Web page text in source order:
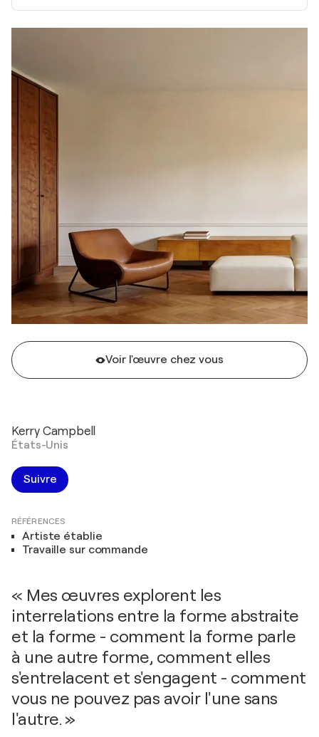
Voir l'œuvre chez vous
Kerry Campbell
États-Unis
Suivre
RÉFÉRENCES
Artiste établie
Travaille sur commande
« Mes œuvres explorent les
interrelations entre la forme abstraite
et la forme - comment la forme parle
à une autre forme, comment elles
s'entrelacent et s'engagent - comment
vous ne pouvez pas avoir l'une sans
l'autre. »